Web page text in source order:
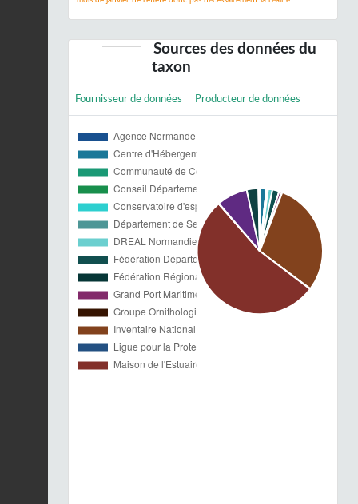
Sources des données du
taxon
Fournisseur de données Producteur de données